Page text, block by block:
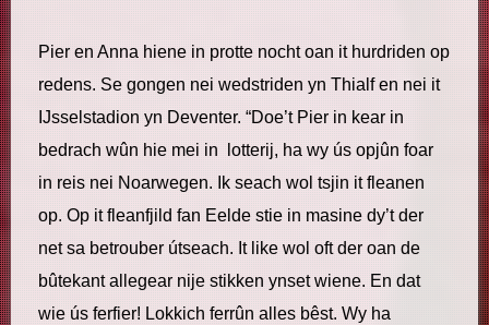
Pier en Anna hiene in protte nocht oan it hurdriden op
redens. Se gongen nei wedstriden yn Thialf en nei it
IJsselstadion yn Deventer. “Doe’t Pier in kear in
bedrach wûn hie mei in lotterij, ha wy ús opjûn foar
in reis nei Noarwegen. Ik seach wol tsjin it fleanen
op. Op it fleanfjild fan Eelde stie in masine dy’t der
net sa betrouber útseach. It like wol oft der oan de
bûtekant allegear nije stikken ynset wiene. En dat
wie ús ferfier! Lokkich ferrûn alles bêst. Wy ha